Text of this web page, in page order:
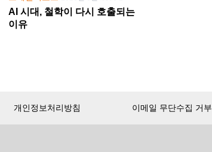
AI 시대, 철학이 다시 호출되는
이유
개인정보처리방침 이메일 무단수집 거부